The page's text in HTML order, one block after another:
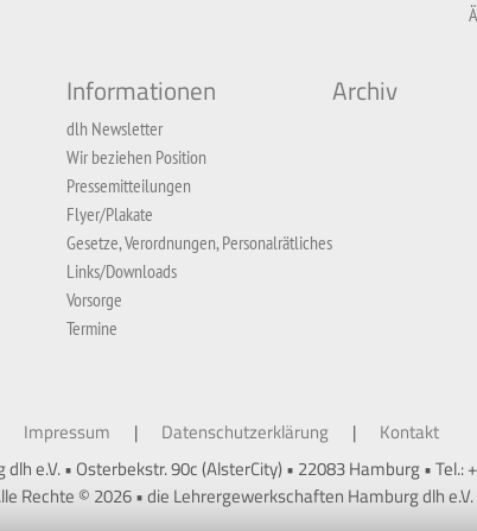
Informationen
dlh Newsletter
Wir beziehen Position
Pressemitteilungen
Flyer/Plakate
Gesetze, Verordnungen, Personalrätliches
Links/Downloads
Vorsorge
Termine
Archiv
Impressum Datenschutzerklärung
Kontakt
e.V. • Osterbekstr. 90c (AlsterCity) • 22083 Hamburg • Tel.:
Rechte © 2026 • die Lehrergewerkschaften Hamburg dlh e.V.